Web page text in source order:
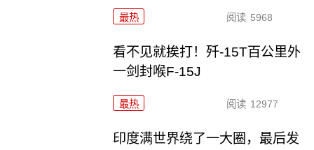
最热 阅读 5968
看不见就挨打！歼-15T百公里外
一剑封喉F-15J
最热 阅读 12977
印度满世界绕了一大圈，最后发